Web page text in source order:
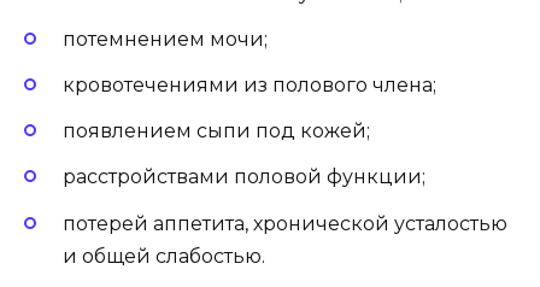
потемнением мочи;
кровотечениями из полового члена;
появлением сыпи под кожей;
расстройствами половой функции;
потерей аппетита, хронической усталостью
и общей слабостью.